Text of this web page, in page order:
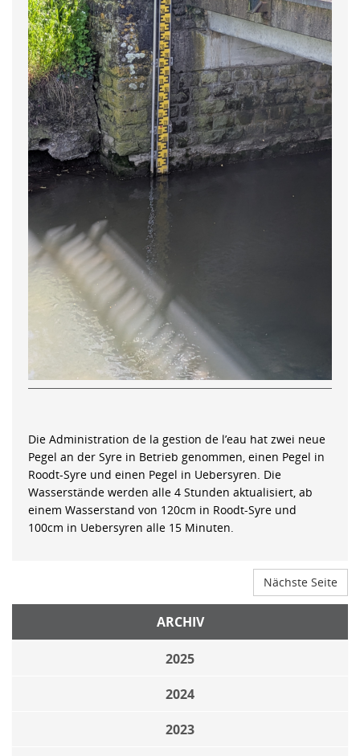
Die Administration de la gestion de l’eau hat zwei neue
Pegel an der Syre in Betrieb genommen, einen Pegel in
Roodt-Syre und einen Pegel in Uebersyren. Die
Wasserstände werden alle 4 Stunden aktualisiert, ab
einem Wasserstand von 120cm in Roodt-Syre und
100cm in Uebersyren alle 15 Minuten.
Nächste Seite
ARCHIV
2025
2024
2023